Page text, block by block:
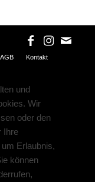
AGB Kontakt
und
Wir
oder den
Ihre
Erlaubnis,
können